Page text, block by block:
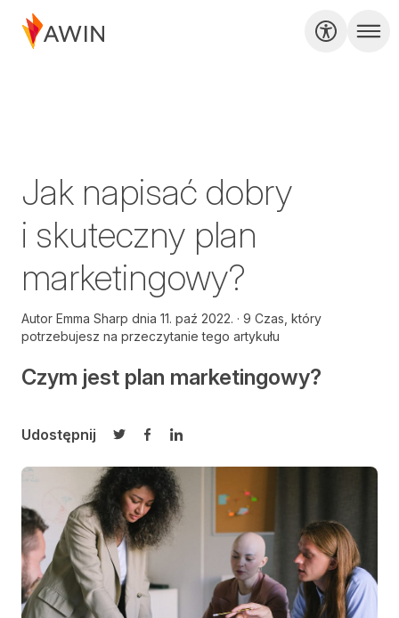
Jak napisać dobry
i skuteczny plan
marketingowy?
Autor Emma Sharp dnia 11. paź 2022.
9 Czas, który
potrzebujesz na przeczytanie tego artykułu
Czym jest plan marketingowy?
Udostępnij
Udostępnij na Twitterze
Udostępnij na Facebooku
Udostępnij na LinkedIn